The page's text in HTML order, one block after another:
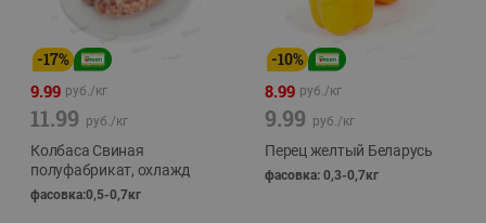
-17%
9.99 руб./кг
11.99 руб./кг
Колбаса Свиная
полуфабрикат, охлажд
фасовка:0,5-0,7кг
-10%
8.99 руб./кг
9.99 руб./кг
Перец желтый Беларусь
фасовка: 0,3-0,7кг